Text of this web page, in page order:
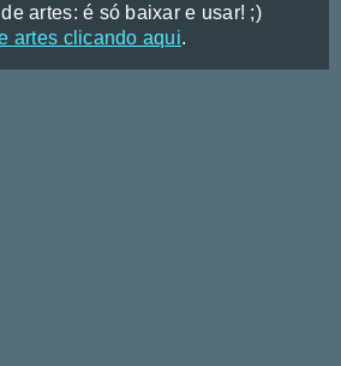
artes: é só baixar e usar! ;)
artes clicando aqui.